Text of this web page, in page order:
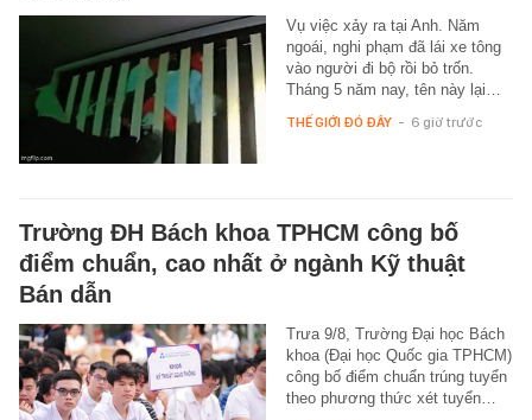
Vụ việc xảy ra tại Anh. Năm
ngoái, nghi phạm đã lái xe tông
vào người đi bộ rồi bỏ trốn.
Tháng 5 năm nay, tên này lại…
THẾ GIỚI ĐÓ ĐÂY - 6 giờ trước
Trường ĐH Bách khoa TPHCM công bố
điểm chuẩn, cao nhất ở ngành Kỹ thuật
Bán dẫn
Trưa 9/8, Trường Đại học Bách
khoa (Đại học Quốc gia TPHCM)
công bố điểm chuẩn trúng tuyển
theo phương thức xét tuyển…